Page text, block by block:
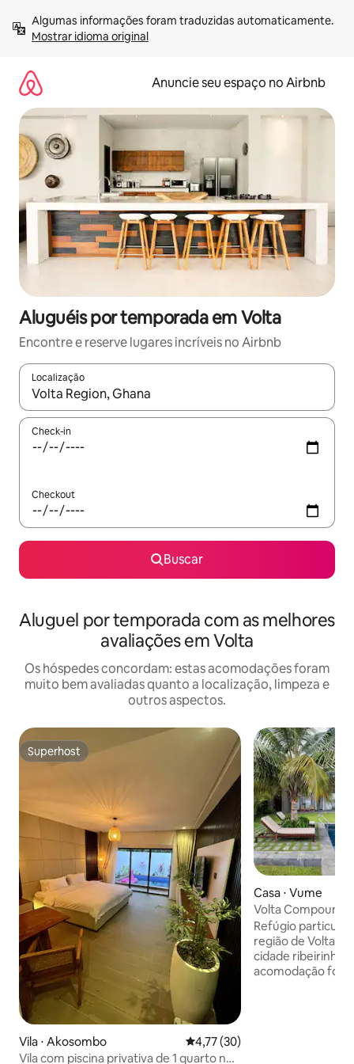
para
Mostrar idioma original
Anuncie seu espaço no Airbnb
Aluguéis por temporada em Volta
Encontre e reserve lugares incríveis no Airbnb
Localização
Quando os resultados estiverem disponíveis, explore-os
Check-in
Checkout
Buscar
Aluguel por temporada com as melhores
avaliações em Volta
Os hóspedes concordam: estas acomodações foram
muito bem avaliadas quanto a localização, limpeza e
outros aspectos.
Superhost
Superhost
Vila ⋅ Akosombo 4,77 de uma avaliação média
4,77 (30)
Vila com piscina privativa de 1 quarto no
Casa ⋅ Vume
Volta Compound
· À beira d'água ·
Refúgio
região de Volta,
cidade ribeirinha
acomodação foi